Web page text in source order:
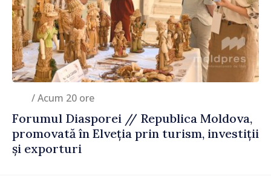
/ Acum 20 ore
Forumul Diasporei // Republica Moldova,
promovată în Elveția prin turism, investiții
și exporturi